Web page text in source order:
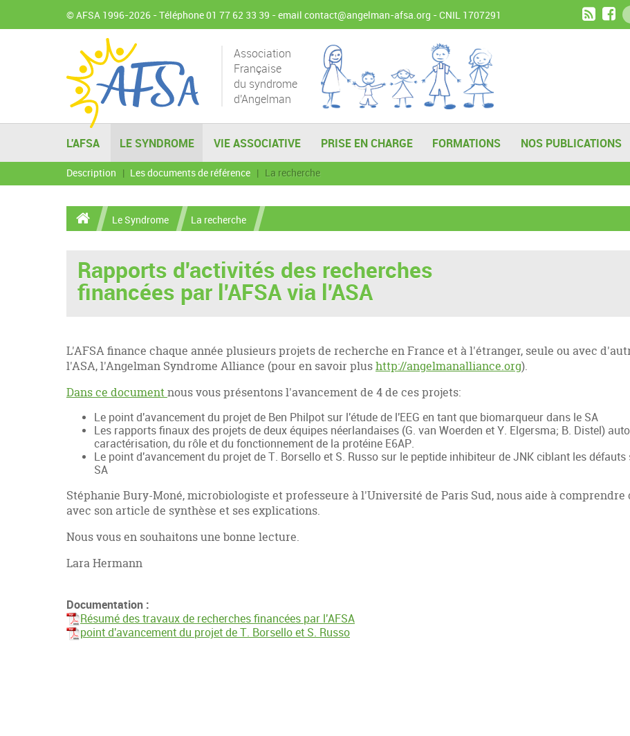
© AFSA 1996-2026 - Téléphone 01 77 62 33 39 -email contact@angelman-afsa.org - CNIL 1707291
Association
Française
du syndrome
d'Angelman
L'AFSA LE SYNDROME VIE ASSOCIATIVE PRISE EN CHARGE FORMATIONS NOS PUBLICATIONS
Description Les documents de référence La recherche
Le Syndrome La recherche
Rapports d'activités des recherches
financées par l'AFSA via l'ASA
L'AFSA finance chaque année plusieurs projets de recherche en France et à l'étranger, seule ou avec
l'ASA, l'Angelman Syndrome Alliance (pour en savoir plushttp://angelmanalliance.org).
Dans ce documentnous vous présentons l'avancement de 4 de ces projets:
Le point d'avancement du projet de Ben Philpot sur l'étude de l'EEG en tant que biomarqueur dans le SA
Les rapports finaux des projets de deux équipes néerlandaises (G. van Woerden et Y. Elgersma; B. Distel)
caractérisation, du rôle et du fonctionnement de la protéine E6AP.
Le point d'avancement du projet de T. Borsello et S. Russo sur le peptide inhibiteur de JNK ciblant les
SA
Stéphanie Bury-Moné, microbiologiste et professeure à l'Université de Paris Sud, nous aide à comprendre
avec son article de synthèse et ses explications.
Nous vous en souhaitons une bonne lecture.
Lara Hermann
Documentation :
Résumé des travaux de recherches financées par l'AFSA
point d'avancement du projet de T. Borsello et S. Russo